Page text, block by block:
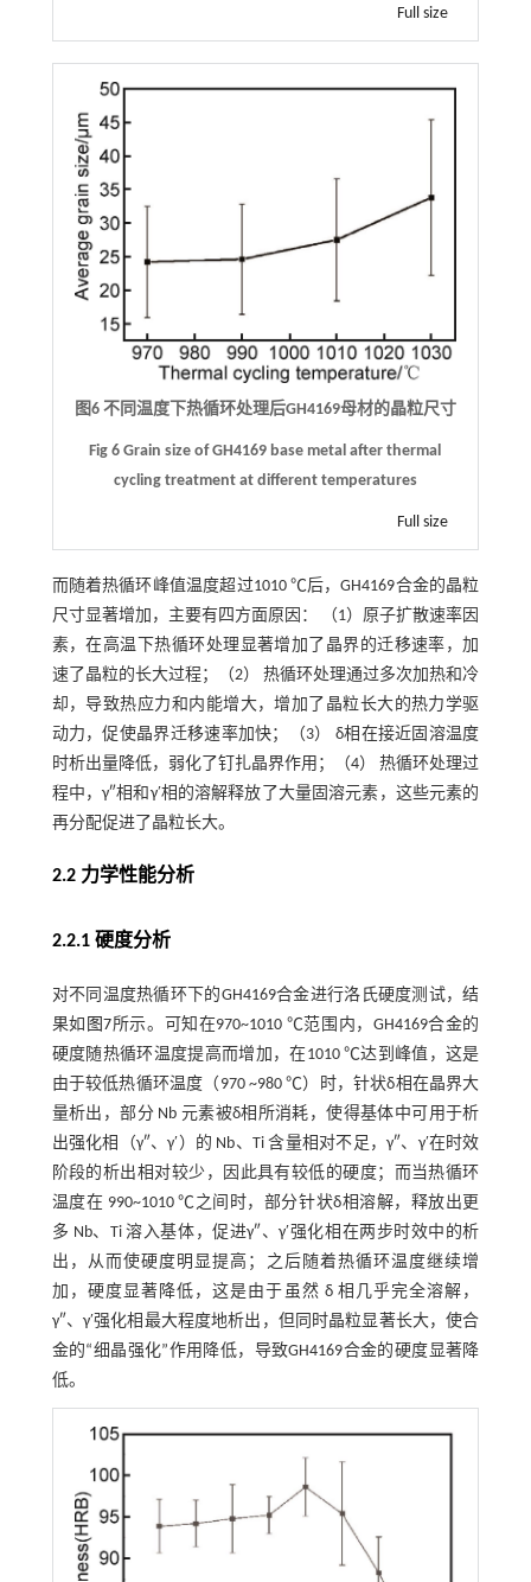
Full size
图6 不同温度下热循环处理后GH4169母材的晶粒尺寸
Fig 6 Grain size of GH4169 base metal after thermal
cycling treatment at different temperatures
Full size
而随着热循环峰值温度超过1010 ℃后，GH4169合金的晶粒
尺寸显著增加，主要有四方面原因： （1）原子扩散速率因
素，在高温下热循环处理显著增加了晶界的迁移速率，加
速了晶粒的长大过程；（2） 热循环处理通过多次加热和冷
却，导致热应力和内能增大，增加了晶粒长大的热力学驱
动力，促使晶界迁移速率加快；（3） δ相在接近固溶温度
时析出量降低，弱化了钉扎晶界作用；（4） 热循环处理过
程中，γ″相和γ′相的溶解释放了大量固溶元素，这些元素的
再分配促进了晶粒长大。
2.2 力学性能分析
2.2.1 硬度分析
对不同温度热循环下的GH4169合金进行洛氏硬度测试，结
果如 图7所示。可知在970~1010 ℃范围内，GH4169合金的
硬度随热循环温度提高而增加，在1010 ℃达到峰值，这是
由于较低热循环温度（970 ~980 ℃）时，针状δ相在晶界大
量析出，部分 Nb 元素被δ相所消耗，使得基体中可用于析
出强化相（γ″、γ′）的 Nb、Ti 含量相对不足，γ″、γ′在时效
阶段的析出相对较少，因此具有较低的硬度；而当热循环
温度在 990~1010 ℃之间时，部分针状δ相溶解，释放出更
多 Nb、Ti 溶入基体，促进γ″、γ′强化相在两步时效中的析
出，从而使硬度明显提高；之后随着热循环温度继续增
加，硬度显著降低，这是由于虽然 δ 相几乎完全溶解，
γ″、γ′强化相最大程度地析出，但同时晶粒显著长大，使合
金的“细晶强化”作用降低，导致GH4169合金的硬度显著降
低。